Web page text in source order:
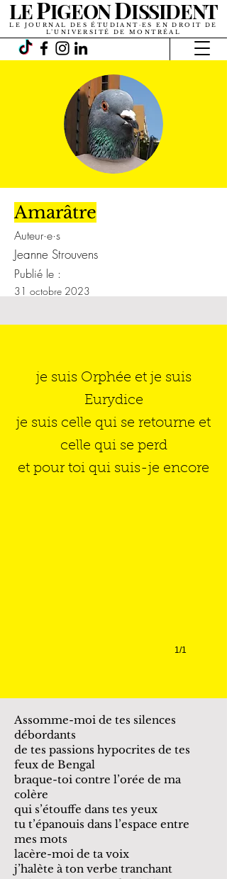
LEPIGEONDISSIDENT
LE JOURNAL DES ÉTUDIANT·ES EN DROIT DE
L’UNIVERSITÉ DE MONTRÉAL
Amarâtre
Auteur·e·s
Jeanne Strouvens
Publié le :
31 octobre 2023
je suis Orphée et je suis
Eurydice
je suis celle qui se retourne et
celle qui se perd
et pour toi qui suis-je encore
1/1
Assomme-moi de tes silences
débordants
de tes passions hypocrites de tes
feux de Bengal
braque-toi contre l’orée de ma
colère
qui s’étouffe dans tes yeux
tu t’épanouis dans l’espace entre
mes mots
lacère-moi de ta voix
j’halète à ton verbe tranchant